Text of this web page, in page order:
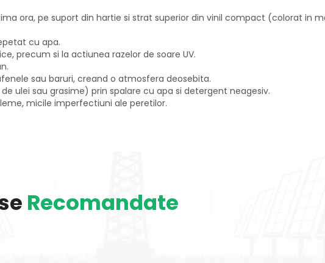
ora, pe suport din hartie si strat superior din vinil compact (colorat in
cu apa.
precum si la actiunea razelor de soare UV.
sau baruri, creand o atmosfera deosebita.
ulei sau grasime) prin spalare cu apa si detergent neagesiv.
micile imperfectiuni ale peretilor.
Recomandate